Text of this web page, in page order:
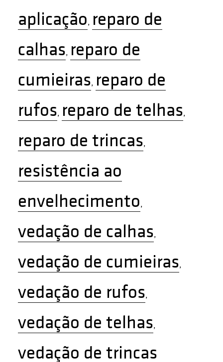
aplicação, reparo de
calhas, reparo de
cumieiras, reparo de
rufos, reparo de telhas,
reparo de trincas,
resistência ao
envelhecimento,
vedação de calhas,
vedação de cumieiras,
vedação de rufos,
vedação de telhas,
vedação de trincas